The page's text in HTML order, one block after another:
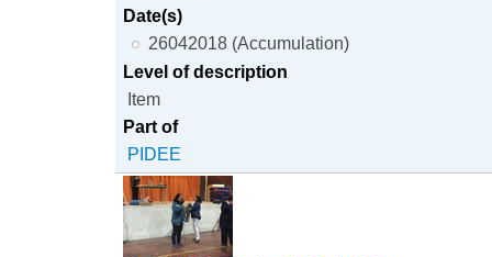
Date(s)
26042018 (Accumulation)
Level of description
Item
Part of
PIDEE